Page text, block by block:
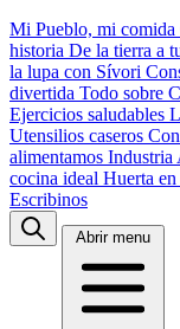
Mi Pueblo, mi comida
historia De la tierra a
la lupa con Sívori
divertida Todo sobre
Ejercicios saludables
Utensilios caseros
alimentamos Industria
cocina ideal Huerta en
Escribinos
Abrir menu